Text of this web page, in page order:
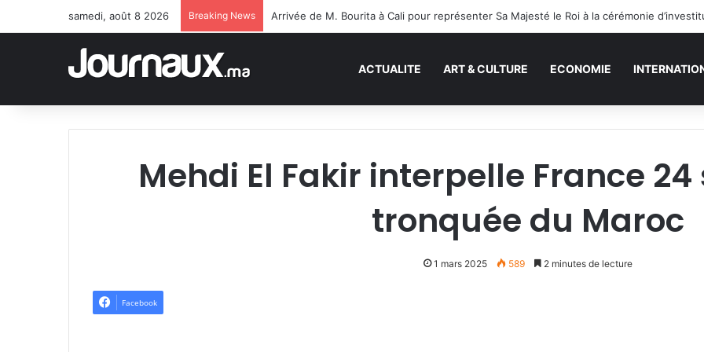
samedi, août 8 2026 Breaking News
ACTUALITE ART & CULTURE ECONOMIE
Mehdi El Fakir interpelle France
tronquée du Maroc
1 mars 2025 589 2 minutes de lecture
Facebook